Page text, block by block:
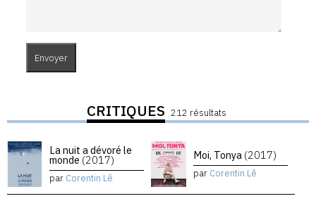
CRITIQUES 212 résultats
La nuit a dévoré le
monde (2017)
par Corentin Lê
Moi, Tonya (2017)
par Corentin Lê